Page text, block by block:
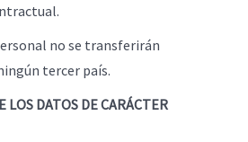
no se transferirán
tercer país.
LOS DATOS DE CARÁCTER